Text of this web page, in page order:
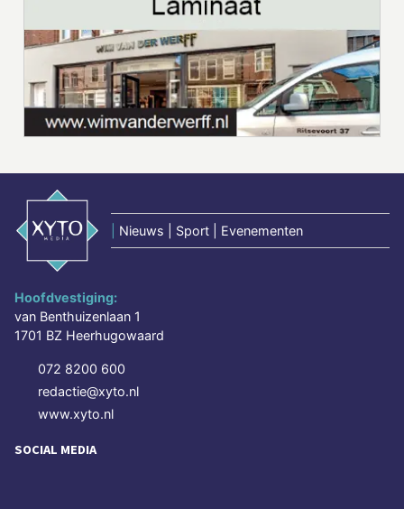
Nieuws | Sport | Evenementen
Hoofdvestiging:
van Benthuizenlaan 1
1701 BZ Heerhugowaard
072 8200 600
redactie@xyto.nl
www.xyto.nl
SOCIAL MEDIA